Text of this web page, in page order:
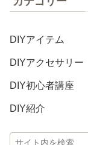
DIYアイテム
DIYアクセサリー
DIY初心者講座
DIY紹介